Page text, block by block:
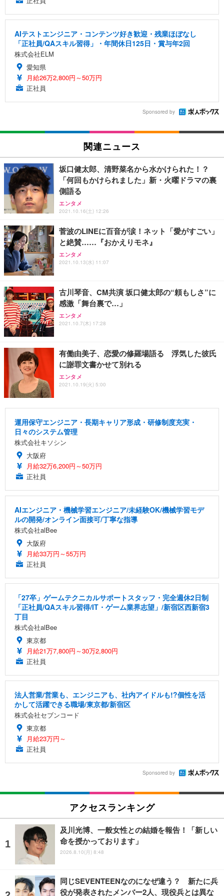
AIテストエンジニア・コンテンツ好き歓迎・残業ほぼなし
「正社員/QAスキル習得」・年間休日125日・賞与年2回
株式会社ELM
愛知県
月給26万2,800円～50万円
正社員
Sponsored by
関連ニュース
坂口健太郎、清野菜名から水かけられた！？
「何回もかけられました」新・火曜ドラマの裏
側語る
エンタメ
2021.10.16(土) 12:26
菅波のLINEに百音が涙！ネット「愛がすごい」
と絶賛……『おかえりモネ』
エンタメ
2021.10.13(水) 11:07
古川琴音、CM共演 坂口健太郎の“頼もしさ”に
感激「舞台裏で…」
エンタメ
2021.10.7(木) 17:28
有働由美子、恋愛の修羅場語る 浮気した彼氏
に謝罪文書かせて別れる
エンタメ
2021.10.19(火) 5:00
運用保守エンジニア・長期キャリア形成・研修制度充実・
日々のシステム管理
株式会社キソシン
大阪府
月給32万6,200円～50万円
正社員
AIエンジニア・機械学習エンジニア/未経験OK/機械学習モデ
ルの開発/オンライン面接可/丁寧な指導
株式会社alBee
大阪府
月給33万円～55万円
正社員
「27卒」ゲームテクニカルサポートスタッフ・完全週休2日制
「正社員/QAスキル習得/IT・ゲーム業界志望」/新宿区西新宿3
丁目
株式会社alBee
東京都
月給21万7,800円～30万2,800円
正社員
法人営業/営業も、エンジニアも、社内アイドルも!?個性を活
かして活躍できる職場/東京都/新宿区
株式会社セブンコード
東京都
月給23万円～
正社員
Sponsored by
アクセスランキング
及川光博、一般女性との結婚を報告！「新しい
命を授かっております」
2026.8.10(月) 8:48
同じSEVENTEENなのになぜ違う？ 新たに兵
役が発表されたメンバー2人、現役兵とは異な